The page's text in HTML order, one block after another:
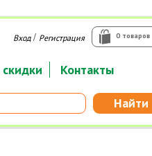
Контакты
Найти
0 товаров
Вход/ Регистрация